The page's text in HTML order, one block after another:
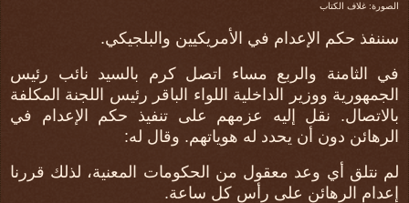
الصورة: غلاف الكتاب
سننفذ حكم الإعدام في الأمريكيين والبلجيكي.
في الثامنة والربع مساء اتصل كرم بالسيد نائب رئيس
الجمهورية ووزير الداخلية اللواء الباقر رئيس اللجنة المكلفة
بالاتصال. نقل إليه عزمهم على تنفيذ حكم الإعدام في
الرهائن دون أن يحدد له هوياتهم. وقال له:
لم نتلق أي وعد معقول من الحكومات المعنية، لذلك قررنا
إعدام الرهائن على رأس كل ساعة.